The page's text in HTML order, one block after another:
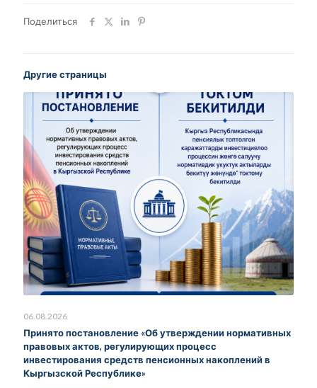
Поделиться
Другие страницы
06.08.2026
Принято постановление «Об утверждении нормативных
правовых актов, регулирующих процесс
инвестирования средств пенсионных накоплений в
Кыргызской Республике»